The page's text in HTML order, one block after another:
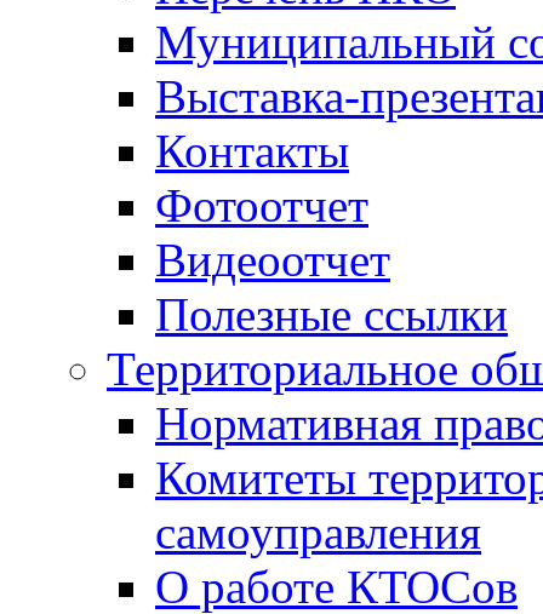
Муниципальный
Выставка-
Контакты
Фотоотчет
Видеоотчет
Полезные ссылки
Территориальное
Нормативная
Комитеты
самоуправления
О работе КТОСов